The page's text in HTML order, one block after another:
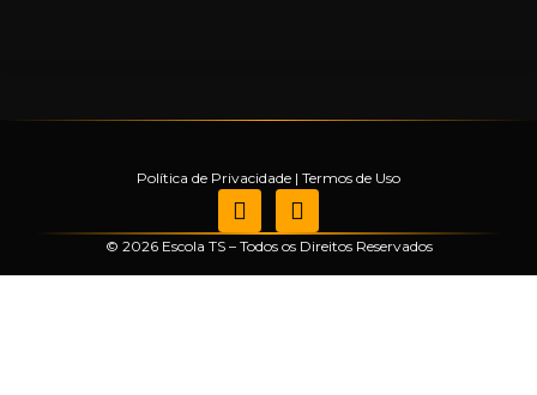
Política de Privacidade | Termos de Uso
© 2026 Escola TS – Todos os Direitos Reservados